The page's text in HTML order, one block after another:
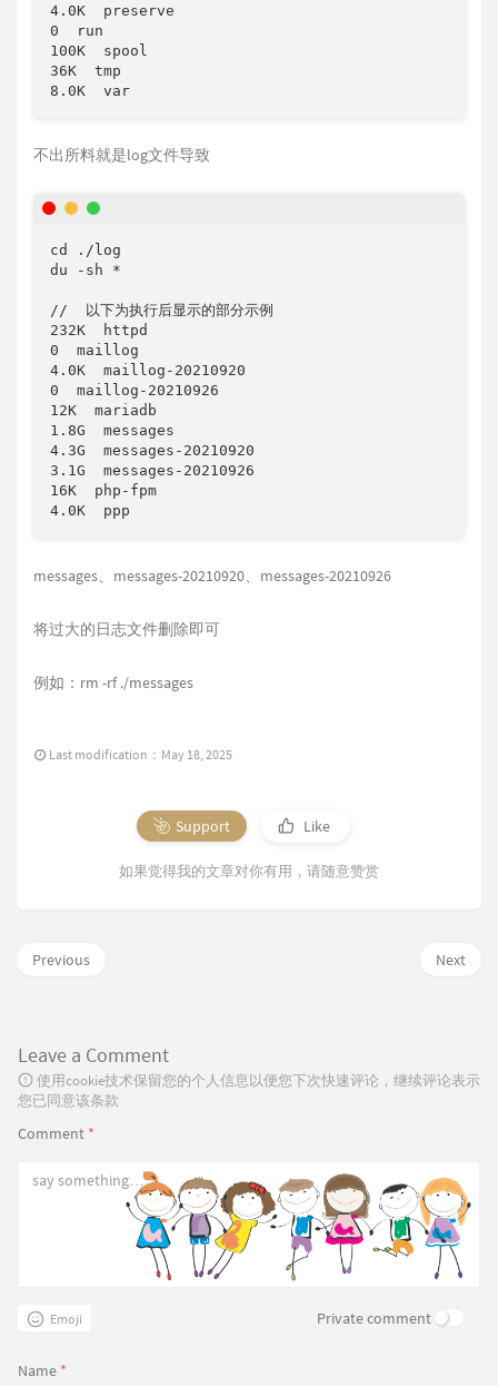
4.0K  preserve
0  run
100K  spool
36K  tmp
8.0K  var
不出所料就是log文件导致
cd ./log
du -sh *
//  以下为执行后显示的部分示例
232K  httpd
0  maillog
4.0K  maillog-20210920
0  maillog-20210926
12K  mariadb
1.8G  messages
4.3G  messages-20210920
3.1G  messages-20210926
16K  php-fpm
4.0K  ppp
messages、messages-20210920、messages-20210926
将过大的日志文件删除即可
例如：rm -rf ./messages
Last modification：May 18, 2025
Support Like
如果觉得我的文章对你有用，请随意赞赏
Next
Previous
Leave a Comment
使用cookie技术保留您的个人信息以便您下次快速评论，继续评论表示
您已同意该条款
Comment *
Emoji Private comment
Name *